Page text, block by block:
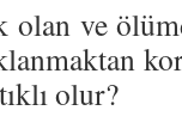
olan ve
olur?